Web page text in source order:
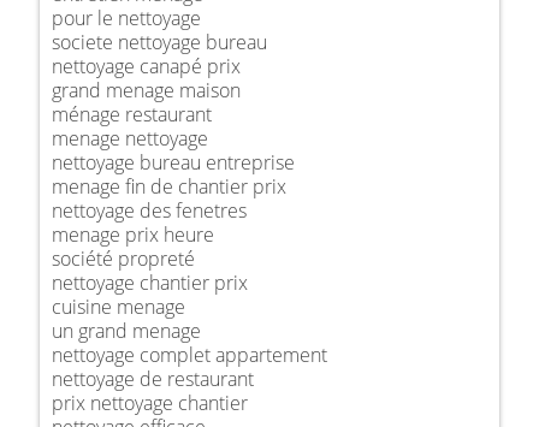
pour le nettoyage
societe nettoyage bureau
nettoyage canapé prix
grand menage maison
ménage restaurant
menage nettoyage
nettoyage bureau entreprise
menage fin de chantier prix
nettoyage des fenetres
menage prix heure
société propreté
nettoyage chantier prix
cuisine menage
un grand menage
nettoyage complet appartement
nettoyage de restaurant
prix nettoyage chantier